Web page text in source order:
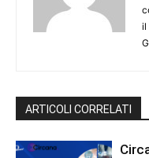
il
ARTICOLI CORRELATI